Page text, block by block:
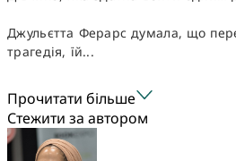
Джульєтта Ферарс думала, що
трагедія, їй...
Прочитати більше
Стежити за автором